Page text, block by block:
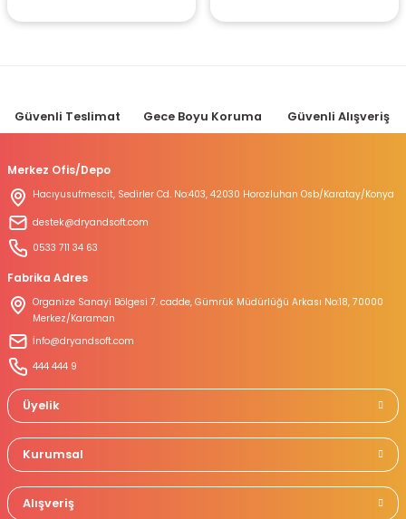
Güvenli Teslimat Gece Boyu Koruma Güvenli Alışveriş
Merkez Ofis/Depo
Hacıyusufmescit, Sedirler Cd. No:403, 42030 Horozluhan Osb/Karatay/Konya
destek@dryandsoft.com
0533 711 34 63
Fabrika Adres
Organize Sanayi Bölgesi 7. cadde, Gümrük Müdürlüğü Arkası No:18, 70000
Merkez/Karaman
İnfo@dryandsoft.com
444 444 9
Üyelik
Kurumsal
Alışveriş